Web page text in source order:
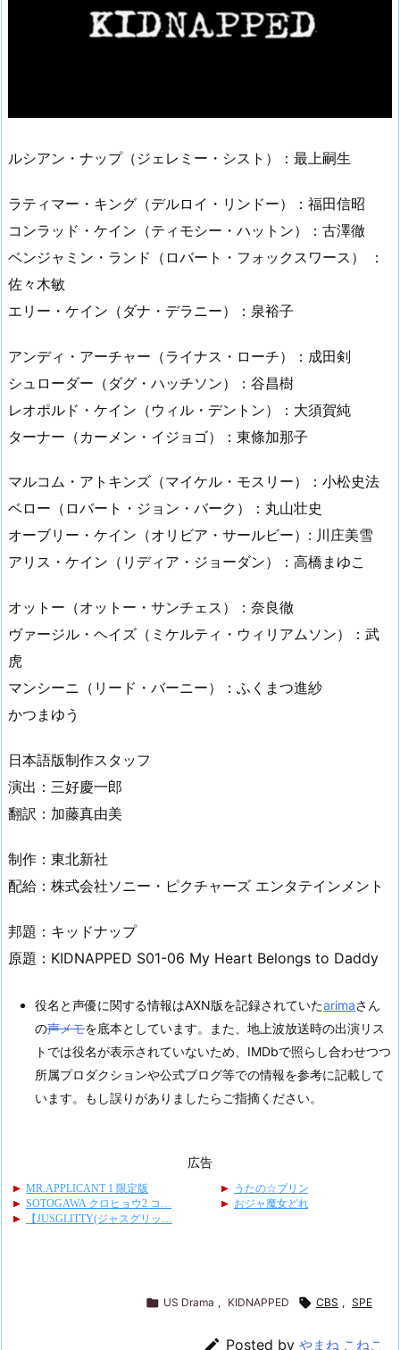
ルシアン・ナップ（ジェレミー・シスト）：最上嗣生
ラティマー・キング（デルロイ・リンドー）：福田信昭
コンラッド・ケイン（ティモシー・ハットン）：古澤徹
ベンジャミン・ランド（ロバート・フォックスワース） ：
佐々木敏
エリー・ケイン（ダナ・デラニー）：泉裕子
アンディ・アーチャー（ライナス・ローチ）：成田剣
シュローダー（ダグ・ハッチソン）：谷昌樹
レオポルド・ケイン（ウィル・デントン）：大須賀純
ターナー（カーメン・イジョゴ）：東條加那子
マルコム・アトキンズ（マイケル・モスリー）：小松史法
ベロー（ロバート・ジョン・バーク）：丸山壮史
オーブリー・ケイン（オリビア・サールビー）: 川庄美雪
アリス・ケイン（リディア・ジョーダン）：高橋まゆこ
オットー（オットー・サンチェス）：奈良徹
ヴァージル・ヘイズ（ミケルティ・ウィリアムソン）：武
虎
マンシーニ（リード・バーニー）：ふくまつ進紗
かつまゆう
日本語版制作スタッフ
演出：三好慶一郎
翻訳：加藤真由美
制作：東北新社
配給：株式会社ソニー・ピクチャーズ エンタテインメント
邦題：キッドナップ
原題：KIDNAPPED S01-06 My Heart Belongs to Daddy
役名と声優に関する情報はAXN版を記録されていたarimaさん
の声メモを底本としています。また、地上波放送時の出演リス
トでは役名が表示されていないため、IMDbで照らし合わせつつ
所属プロダクションや公式ブログ等での情報を参考に記載して
います。もし誤りがありましたらご指摘ください。
広告
 US Drama , KIDNAPPED  CBS , SPE
 Posted by やまね こねこ